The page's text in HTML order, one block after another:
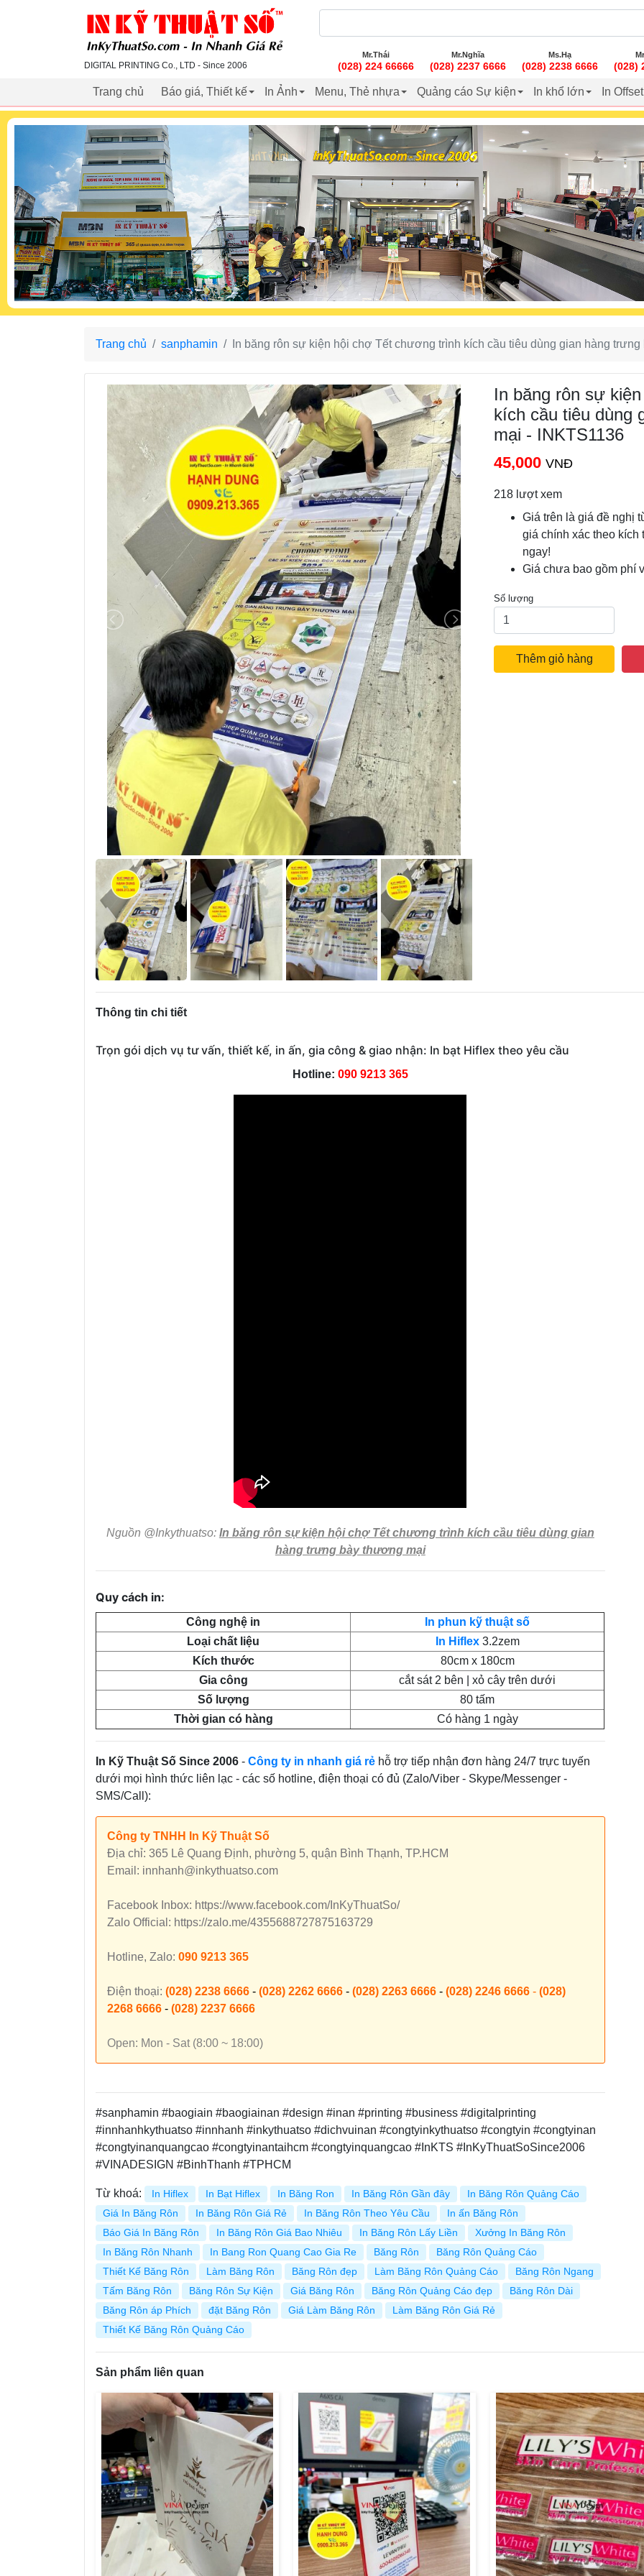
inkythuatso.com
DIGITAL PRINTING Co., LTD - Since 2006
Mr.Thái
(028) 224 66666
Mr.Nghĩa
(028) 2237 6666
Ms.Hạ
(028) 2238 6666 (028)
Trang chủ Báo giá, Thiết kế In Ảnh Menu, Thẻ nhựa Quảng cáo Sự kiện In khổ lớn In
Trang chủ sanphamin In băng rôn sự kiện hội chợ Tết chương trình kích cầu tiêu dùng gian hàng
In băng rôn sự
kích cầu tiêu dùng
mại - INKTS1136
45,000 VNĐ
218 lượt xem
Giá trên là giá đề nghị
giá chính xác theo
ngay!
Giá chưa bao gồm phí
Số lượng
Thêm giỏ hàng
Thông tin chi tiết
Trọn gói dịch vụ tư vấn, thiết kế, in ấn, gia công & giao nhận: In bạt Hiflex theo yêu cầu
Hotline: 090 9213 365
Nguồn @Inkythuatso: In băng rôn sự kiện hội chợ Tết chương trình kích cầu tiêu dùng gian
hàng trưng bày thương mại
Quy cách in:
Công nghệ in
In phun kỹ thuật số
Loại chất liệu
In Hiflex3.2zem
Kích thước
80cm x 180cm
Gia công
cắt sát 2 bên | xỏ cây trên dưới
Số lượng
80 tấm
Thời gian có hàng
Có hàng 1 ngày
In Kỹ Thuật Số Since 2006 - Công ty in nhanh giá rẻ hỗ trợ tiếp nhận đơn hàng 24/7 trực tuyến
dưới mọi hình thức liên lạc - các số hotline, điện thoại có đủ (Zalo/Viber - Skype/Messenger -
SMS/Call):
Công ty TNHH In Kỹ Thuật Số
Địa chỉ: 365 Lê Quang Định, phường 5, quận Bình Thạnh, TP.HCM
Email: innhanh@inkythuatso.com
Facebook Inbox: https://www.facebook.com/InKyThuatSo/
Zalo Official: https://zalo.me/4355688727875163729
Hotline, Zalo: 090 9213 365
Điện thoại: (028) 2238 6666 - (028) 2262 6666 - (028) 2263 6666 - (028) 2246 6666 - (028)
2268 6666 - (028) 2237 6666
Open: Mon - Sat (8:00 ~ 18:00)
#sanphamin #baogiain #baogiainan #design #inan #printing #business #digitalprinting
#innhanhkythuatso #innhanh #inkythuatso #dichvuinan #congtyinkythuatso #congtyin #congtyinan
#congtyinanquangcao #congtyinantaihcm #congtyinquangcao #InKTS #InKyThuatSoSince2006
#VINADESIGN #BinhThanh #TPHCM
Từ khoá: In Hiflex In Bạt Hiflex In Băng Ron In Băng Rôn Gần đây
In Băng Rôn Quảng Cáo
Giá In Băng Rôn
In Băng Rôn Giá Rẻ In Băng Rôn Theo Yêu Cầu
In ấn Băng Rôn
Báo Giá In Băng Rôn
In Băng Rôn Giá Bao Nhiêu In Băng Rôn Lấy Liền
Xưởng In Băng Rôn
In Băng Rôn Nhanh
In Bang Ron Quang Cao Gia Re Băng Rôn
Băng Rôn Quảng Cáo
Thiết Kế Băng Rôn
Làm Băng Rôn Băng Rôn đẹp Làm Băng Rôn Quảng Cáo
Băng Rôn Ngang
Tấm Băng Rôn
Băng Rôn Sự Kiện Giá Băng Rôn Băng Rôn Quảng Cáo đẹp
Băng Rôn Dài
Băng Rôn áp Phích
đặt Băng Rôn Giá Làm Băng Rôn
Làm Băng Rôn Giá Rẻ
Thiết Kế Băng Rôn Quảng Cáo
Sản phẩm liên quan